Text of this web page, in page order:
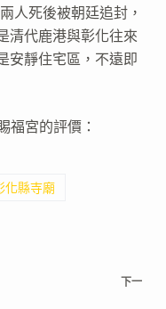
人死後被朝廷追封，
清代鹿港與彰化往來
安靜住宅區，不遠即
福宮的評價：
化縣寺廟
下一